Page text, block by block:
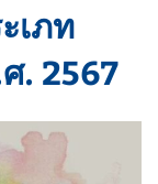
เภท
. 2567